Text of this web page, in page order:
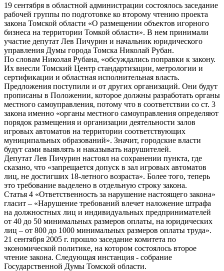
19 сентября в областной администрации состоялось заседание
рабочей группы по подготовке ко второму чтению проекта
закона Томской области «О размещении объектов игорного
бизнеса на территории Томкой области». В нем принимали
участие депутат Лев Пичурин и начальник юридического
управления Думы города Томска Николай Рубан.
По словам Николая Рубана, «обсуждались поправки к закону.
Их внесли Томский Центр стандартизации, метрологии и
сертификации и областная исполнительная власть.
Предложения поступили и от других организаций. Они будут
прописаны в Положении, которое должны разработать органы
местного самоуправления, потому что в соответствии со ст. 3
закона именно «органы местного самоуправления определяют
порядок размещения и организации деятельности залов
игровых автоматов на территории соответствующих
муниципальных образований». Значит, городские власти
будут сами выявлять и наказывать нарушителей.
Депутат Лев Пичурин настоял на сохранении пункта, где
сказано, что «запрещается допуск в зал игровых автоматов
лиц, не достигших 18-летного возраста». Более того, теперь
это требование выделено в отдельную строку закона.
Статья 4 «Ответственность за нарушение настоящего закона»
гласит – «Нарушение требований влечет наложение штрафа
на должностных лиц и индивидуальных предпринимателей
от 40 до 50 минимальных размеров оплаты, на юридических
лиц – от 800 до 1000 минимальных размеров оплаты труда».
21 сентября 2005 г. прошло заседание комитета по
экономической политике, на котором состоялось второе
чтение закона. Следующая инстанция - собрание
Государственной Думы Томской области.